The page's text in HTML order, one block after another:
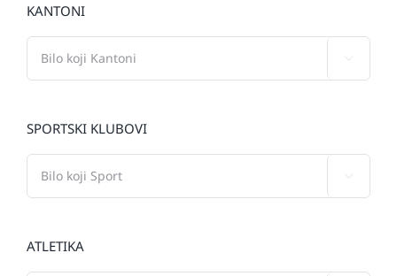
KANTONI
SPORTSKI KLUBOVI
ATLETIKA